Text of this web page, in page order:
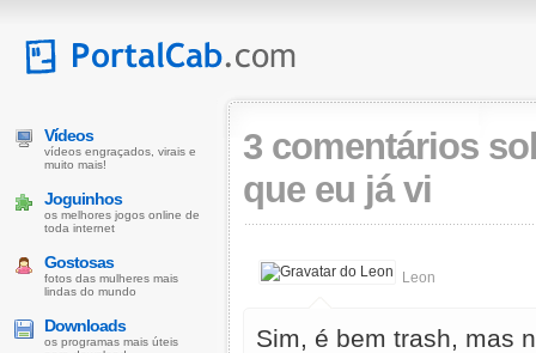
3 comentários
que eu já vi
Leon
Sim, é bem trash, mas
Vídeos
vídeos engraçados, virais e
muito mais!
Joguinhos
os melhores jogos online de
toda internet
Gostosas
fotos das mulheres mais
lindas do mundo
Downloads
os programas mais úteis